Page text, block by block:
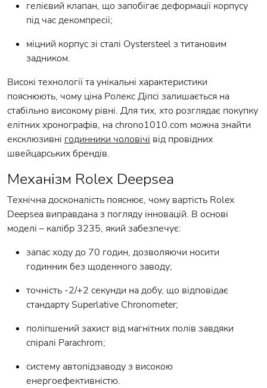
гелієвий клапан, що запобігає деформації корпусу
під час декомпресії;
міцний корпус зі сталі Oystersteel з титановим
задником.
Високі технології та унікальні характеристики
пояснюють, чому ціна Ролекс Діпсі залишається на
стабільно високому рівні. Для тих, хто розглядає покупку
елітних хронографів, на chrono1010.com можна знайти
ексклюзивні годинники чоловічі від провідних
швейцарських брендів.
Механізм Rolex Deepsea
Технічна досконалість пояснює, чому вартість Rolex
Deepsea виправдана з погляду інновацій. В основі
моделі – калібр 3235, який забезпечує:
запас ходу до 70 годин, дозволяючи носити
годинник без щоденного заводу;
точність -2/+2 секунди на добу, що відповідає
стандарту Superlative Chronometer;
поліпшений захист від магнітних полів завдяки
спіралі Parachrom;
систему автопідзаводу з високою
енергоефективністю.